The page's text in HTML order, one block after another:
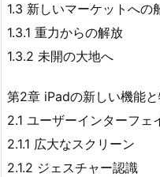
1.3 新しいマーケットへの
1.3.1 重力からの解放
1.3.2 未開の大地へ
第2章 iPadの新しい機能
2.1 ユーザーインターフェ
2.1.1 広大なスクリーン
2.1.2 ジェスチャー認識